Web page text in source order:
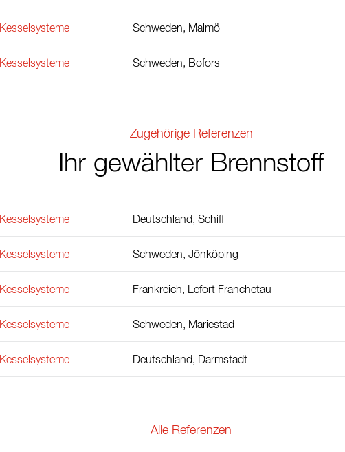
Kesselsysteme Schweden, Malmö
Kesselsysteme Schweden, Bofors
Zugehörige Referenzen
Ihr gewählter Brennstoff
Kesselsysteme Deutschland, Schiff
Kesselsysteme Schweden, Jönköping
Kesselsysteme Frankreich, Lefort Franchetau
Kesselsysteme Schweden, Mariestad
Kesselsysteme Deutschland, Darmstadt
Alle Referenzen